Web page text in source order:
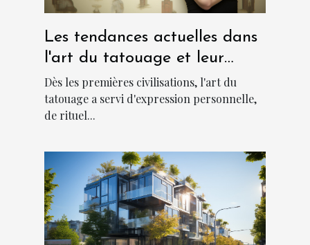
Les tendances actuelles dans
l'art du tatouage et leur
signification culturelle
Dès les premières civilisations, l'art du
tatouage a servi d'expression personnelle,
de rituel...